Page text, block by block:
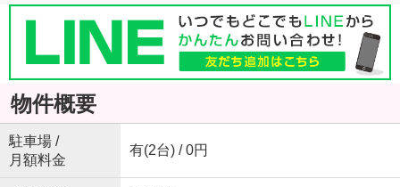
物件概要
駐車場 /
月額料金
有(2台) / 0円